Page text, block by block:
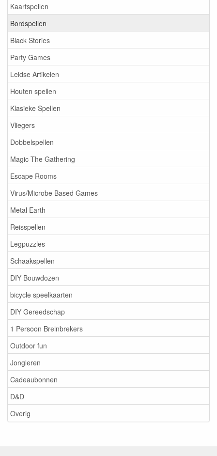
Kaartspellen
Bordspellen
Black Stories
Party Games
Leidse Artikelen
Houten spellen
Klasieke Spellen
Vliegers
Dobbelspellen
Magic The Gathering
Escape Rooms
Virus/Microbe Based Games
Metal Earth
Reisspellen
Legpuzzles
Schaakspellen
DIY Bouwdozen
bicycle speelkaarten
DIY Gereedschap
1 Persoon Breinbrekers
Outdoor fun
Jongleren
Cadeaubonnen
D&D
Overig